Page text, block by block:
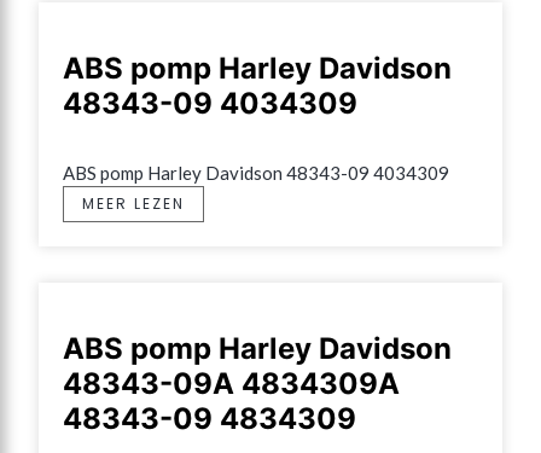
ABS pomp Harley Davidson
48343-09 4034309
ABS pomp Harley Davidson 48343-09 4034309
MEER LEZEN
ABS pomp Harley Davidson
48343-09A 4834309A
48343-09 4834309